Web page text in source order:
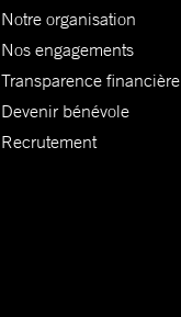
Notre organisation
Nos engagements
Transparence financière
Devenir bénévole
Recrutement